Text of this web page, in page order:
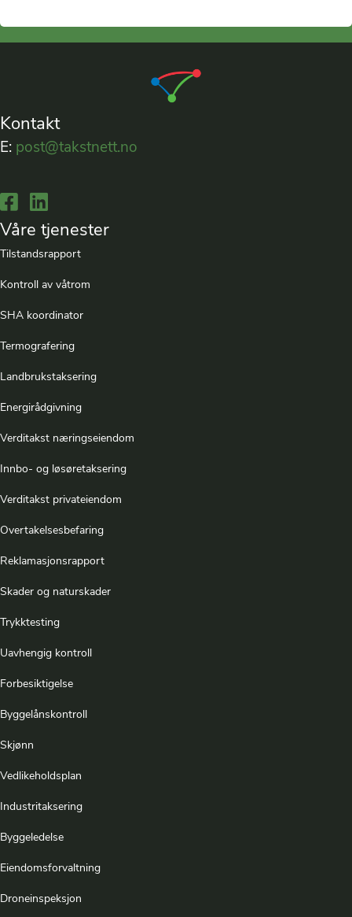
Kontakt
E: post@takstnett.no
Lenke til Facebook
Lenke til LinkedIn
Våre tjenester
Tilstandsrapport
Kontroll av våtrom
SHA koordinator
Termografering
Landbrukstaksering
Energirådgivning
Verditakst næringseiendom
Innbo- og løsøretaksering
Verditakst privateiendom
Overtakelsesbefaring
Reklamasjonsrapport
Skader og naturskader
Trykktesting
Uavhengig kontroll
Forbesiktigelse
Byggelånskontroll
Skjønn
Vedlikeholdsplan
Industritaksering
Byggeledelse
Eiendomsforvaltning
Droneinspeksjon